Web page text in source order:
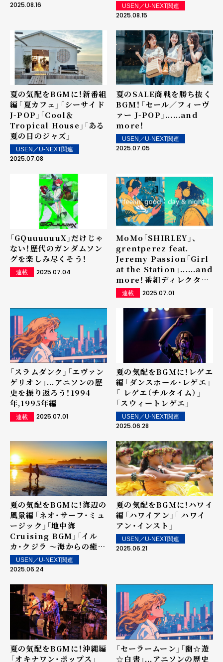
2025.08.16 USEN／U-NEXT関連
2025.08.15
夏の気配をBGMに！新番組
編――「夏カフェ」「シーサイド
J-POP」「Cool＆
Tropical House」「ある
夏の日のジャズ」
USEN／U-NEXT関連
2025.07.08
夏のSALE商戦を勝ち抜く
BGM！――「セール／フィーヴ
ァー J-POP」......and
more！
USEN／U-NEXT関連
2025.07.05
「GQuuuuuuX」だけじゃ
ない！歴代のガンダムソン
グを楽しみ尽くそう！
連載 2025.07.04
MoMo「SHIRLEY」、
grentperez feat.
Jeremy Passion「Girl
at the Station」......and
more！――番組ディレクター
のおすすめアーティスト＆
新曲をピックアップ
連載 2025.07.01
「スラムダンク」「エヴァン
ゲリオン」...アニソンの歴
史を振り返ろう！1994
年,1995年編
連載 2025.07.01
夏の気配をBGMに！レゲエ
編――「ダンスホール・レゲエ」
「 レゲエ（チルタイム）」
「スウィートレゲエ」
USEN／U-NEXT関連
2025.06.28
夏の気配をBGMに！海辺の
風景編――「ネオ・サーフ・ミュ
ージック」「地中海
Cruising BGM」「イル
カ・クジラ ～海からの癒し
～」USEN／U-NEXT関連
2025.06.24
夏の気配をBGMに！ハワイ
編――「ハワイアン」「 ハワイ
アン・インスト」
USEN／U-NEXT関連
2025.06.21
夏の気配をBGMに！沖縄編
――「オキナワン・ポップス」
「セーラームーン」「幽☆遊
☆白書」...アニソンの歴史